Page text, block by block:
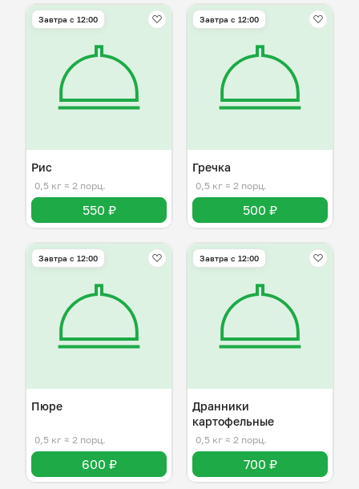
Завтра c 12:00
Рис
0,5 кг ≈ 2 порц.
550 ₽
Завтра c 12:00
Гречка
0,5 кг ≈ 2 порц.
500 ₽
Завтра c 12:00
Пюре
0,5 кг ≈ 2 порц.
600 ₽
Завтра c 12:00
Дранники
картофельные
0,5 кг ≈ 2 порц.
700 ₽